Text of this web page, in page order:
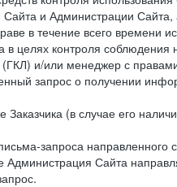
и Администрации
в течение всего времени
целях контроля
и/или менеджер с
запрос о получении
(в случае его
запроса направленного
Администрация Сайта